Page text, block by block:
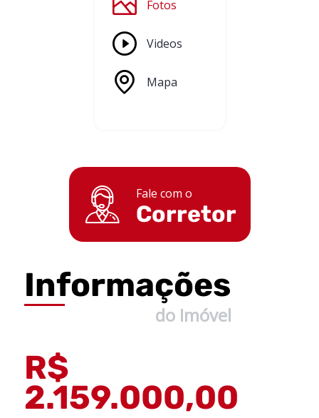
Fotos
Videos
Mapa
Fale com o
Corretor
Informações
do Imóvel
R$
2.159.000,00